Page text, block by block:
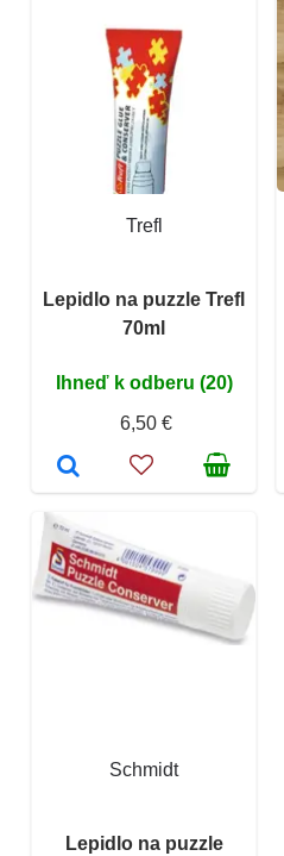
Trefl
Lepidlo na puzzle Trefl
70ml
Ihneď k odberu (20)
6,50 €
Schmidt
Lepidlo na puzzle